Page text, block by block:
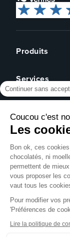
Produits
Cartes de visite
Affiches
Brochures
Éco-responsable
Express 24h
Services
Devis sur
Revendeurs
Qui sommes-
Avis clients
Partenariat
Presse
Assistance
Centre d'aide
Formulaire de
Rechercher un
Pack
Créer mon
Se connecter
Blog
NOUS SUIVRE
NOS MOYENS
Continuer sans
Coucou c'est
Les
Bon ok, ces
chocolatés, ni
permettent de
vous proposer les
vaut tous les
Pour modifier vos
'Préférences de
Lire la politique de